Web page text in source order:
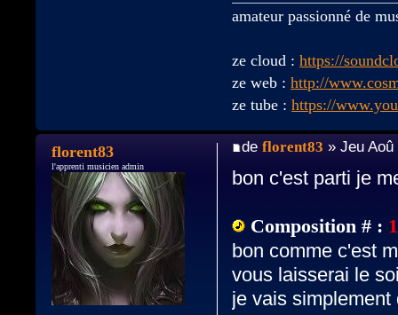
amateur passionné de
ze cloud :https://
ze web :http://
ze tube :https://
deflorent83 » Jeu Aoû
bon c'est parti je
Composition # : 1
bon comme c'est
vous laisserai le
je vais
florent83
l'apprenti musicien admin